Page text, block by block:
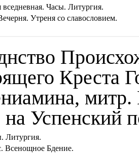
вседневная. Часы. Литургия.
Утреня со славословием.
Креста
митр.
на Успенский
Литургия.
Всенощное Бдение.